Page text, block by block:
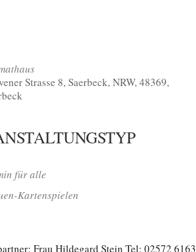
iCalendar
Strasse 8, Saerbeck, NRW, 48369,
für alle
Kartenspielen
Frau Hildegard Stein Tel: 02572 6163